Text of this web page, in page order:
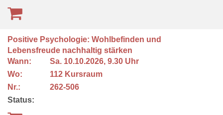
Positive Psychologie: Wohlbefinden und
Lebensfreude nachhaltig stärken
Wann:
Sa. 10.10.2026, 9.30 Uhr
Wo:
112 Kursraum
Nr.:
262-506
Status: